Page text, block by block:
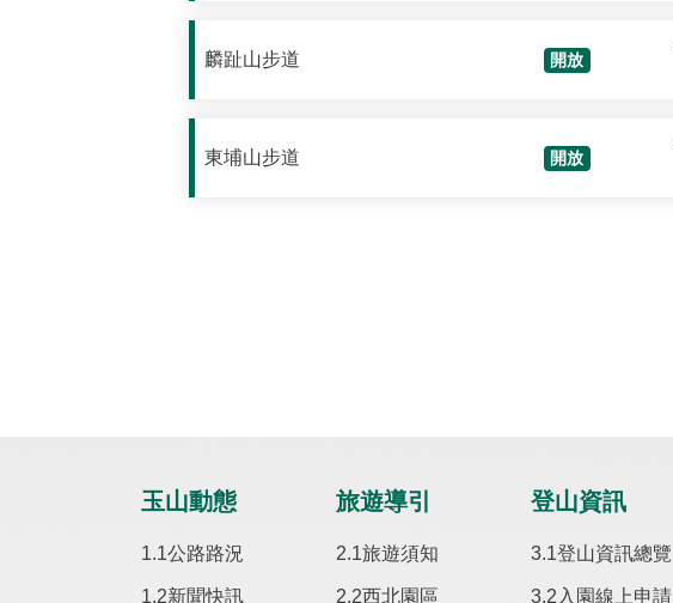
麟趾山步道 開放
東埔山步道 開放
玉山動態
公路路況
新聞快訊
旅遊導引
旅遊須知
西北園區
登山資訊
登山資訊總覽
入園線上申請